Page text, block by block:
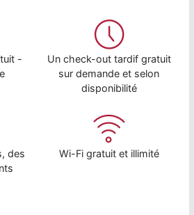
-
Un check-out tardif gratuit
sur demande et selon
disponibilité
des
Wi-Fi gratuit et illimité